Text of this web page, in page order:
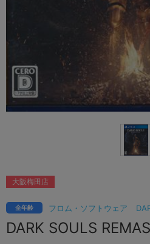
フロム・ソフトウェア
全年齢
DARK SOULS
大阪梅田店